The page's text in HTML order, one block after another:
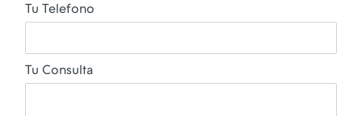
Tu Telefono
Tu Consulta